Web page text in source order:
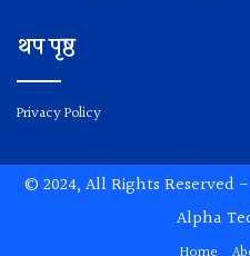
थप पृष्ठ
Privacy Policy
© 2024, All Rights Reserved -
Alpha